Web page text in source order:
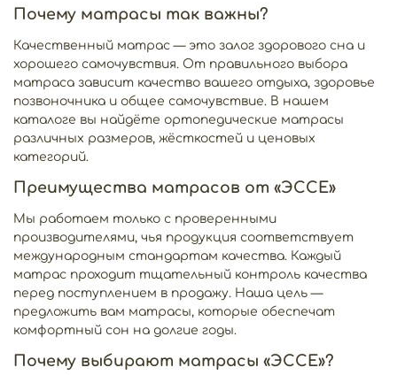
Почему матрасы так важны?
Качественный матрас — это залог здорового сна и
хорошего самочувствия. От правильного выбора
матраса зависит качество вашего отдыха, здоровье
позвоночника и общее самочувствие. В нашем
каталоге вы найдёте ортопедические матрасы
различных размеров, жёсткостей и ценовых
категорий.
Преимущества матрасов от «ЭССЕ»
Мы работаем только с проверенными
производителями, чья продукция соответствует
международным стандартам качества. Каждый
матрас проходит тщательный контроль качества
перед поступлением в продажу. Наша цель —
предложить вам матрасы, которые обеспечат
комфортный сон на долгие годы.
Почему выбирают матрасы «ЭССЕ»?